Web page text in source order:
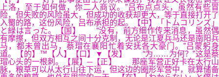
上洛，至于如何做，你二人商议。”吕布点点头，虽然有些冒
险，但失败的风险虽大，但成功的收获却更大，等于直接打开了
入蜀的路，这份风险，吕布承担的起。【中】「トムコリンズ」
と緑は言った。【国】 “没有，前方细作传来消息，虽然偶
有摩擦，但双方相互之间十分克制，无论是江夏兵马还是南阳兵
马，都未曾出马，蔡瑁在襄阳忙着安抚各大豪门。”吕蒙躬身
道。【的】™【人】【口】▼【发】 “为……为何？”这是蔡
瑁心头的一根刺。【展】─【正】 那座军营正好卡在太行山
脉，粮草可以从太行山往下运，但这边的圈形军营中，就算储备